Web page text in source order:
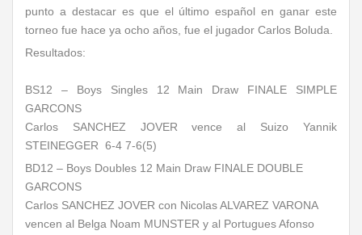
punto a destacar es que el último español en ganar este
torneo fue hace ya ocho años, fue el jugador Carlos Boluda.
Resultados:
BS12 – Boys Singles 12 Main Draw FINALE SIMPLE
GARCONS
Carlos SANCHEZ JOVER vence al Suizo Yannik
STEINEGGER 6-4 7-6(5)
BD12 – Boys Doubles 12 Main Draw FINALE DOUBLE
GARCONS
Carlos SANCHEZ JOVER con Nicolas ALVAREZ VARONA
vencen al Belga Noam MUNSTER y al Portugues Afonso